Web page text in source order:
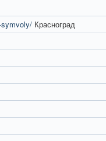
Красноград